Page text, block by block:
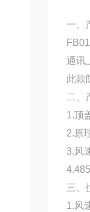
一、
通讯
此款
二、
1.顶
2.原
3.风
三、
1.风